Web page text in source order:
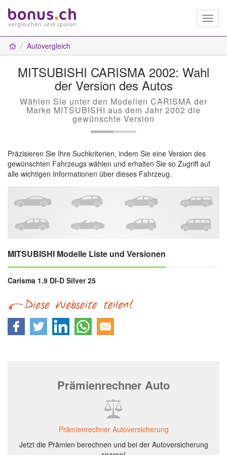
Autovergleich
MITSUBISHI CARISMA 2002: Wahl
der Version des Autos
Wählen Sie unter den Modellen CARISMA der
Marke MITSUBISHI aus dem Jahr 2002 die
gewünschte Version
Präzisieren Sie Ihre Suchkriterien, indem Sie eine Version des
gewünschten Fahrzeugs wählen und erhalten Sie so Zugriff auf
alle wichtigen Informationen über dieses Fahrzeug.
MITSUBISHI Modelle Liste und Versionen
Carisma 1.9 DI-D Silver 25
Prämienrechner Auto
Prämienrechner Autoversicherung
Jetzt die Prämien berechnen und bei der Autoversicherung